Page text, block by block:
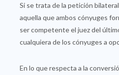
Si se trata de la petición
aquella que ambos cónyuges
ser competente el juez del
cualquiera de los cónyuges a
En lo que respecta a la